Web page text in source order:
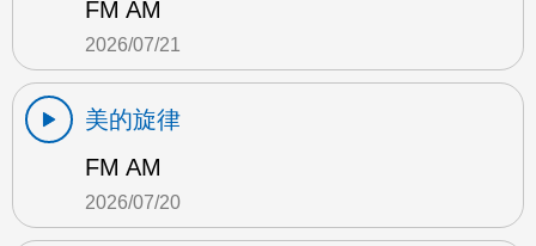
FM AM
2026/07/21
美的旋律
FM AM
2026/07/20